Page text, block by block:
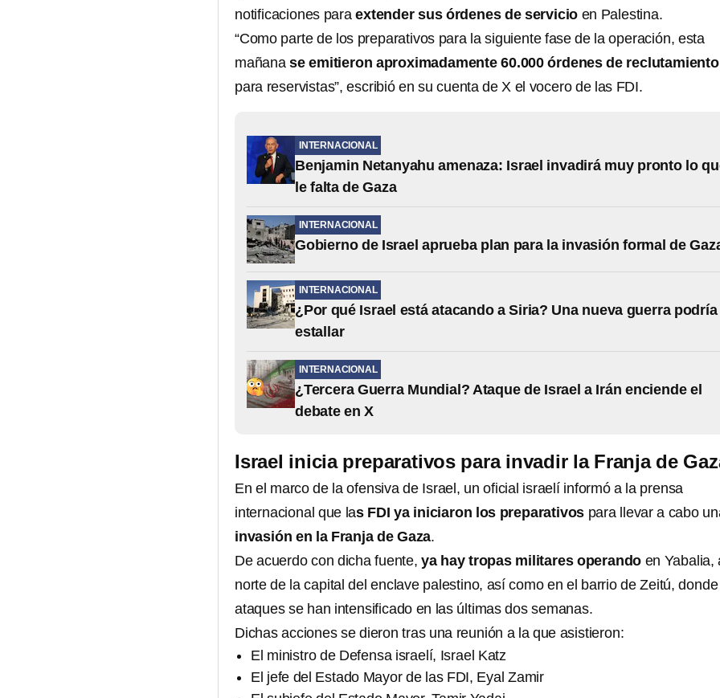
notificaciones paraextender sus órdenes de servicio en Palestina.
“Como parte de los preparativos para la siguiente fase de la operación, esta
mañanase emitieron aproximadamente 60.000 órdenes de reclutamiento
para reservistas”, escribió en su cuenta de X el vocero de las FDI.
INTERNACIONAL
Benjamin Netanyahu amenaza: Israel invadirá muy pronto lo
le falta de Gaza
INTERNACIONAL
Gobierno de Israel aprueba plan para la invasión formal de
INTERNACIONAL
¿Por qué Israel está atacando a Siria? Una nueva guerra podría
estallar
INTERNACIONAL
¿Tercera Guerra Mundial? Ataque de Israel a Irán enciende el
debate en X
Israel inicia preparativos para invadir la Franja de
En el marco de la ofensiva de Israel, un oficial israelí informó a la prensa
internacional que las FDI ya iniciaron los preparativos para llevar a cabo
invasión en la Franja de Gaza.
De acuerdo con dicha fuente,ya hay tropas militares operando en Yabalia,
norte de la capital del enclave palestino, así como en el barrio de Zeitú,
ataques se han intensificado en las últimas dos semanas.
Dichas acciones se dieron tras una reunión a la que asistieron:
El ministro de Defensa israelí, Israel Katz
El jefe del Estado Mayor de las FDI, Eyal Zamir